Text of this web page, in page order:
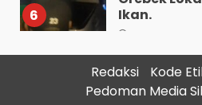
6
Ikan.
Residivis
di Siantar,
Gram Sabu
Redaksi
Kode
Pedoman Media